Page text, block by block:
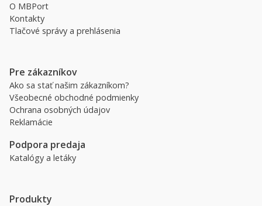
O MBPort
Kontakty
Tlačové správy a prehlásenia
Pre zákazníkov
Ako sa stať našim zákazníkom?
Všeobecné obchodné podmienky
Ochrana osobných údajov
Reklamácie
Podpora predaja
Katalógy a letáky
Produkty